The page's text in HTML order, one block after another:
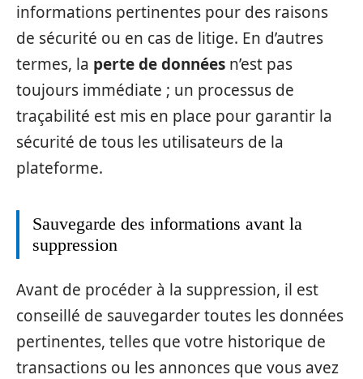
informations pertinentes pour des raisons
de sécurité ou en cas de litige. En d’autres
termes, la perte de données n’est pas
toujours immédiate ; un processus de
traçabilité est mis en place pour garantir la
sécurité de tous les utilisateurs de la
plateforme.
Sauvegarde des informations avant la
suppression
Avant de procéder à la suppression, il est
conseillé de sauvegarder toutes les données
pertinentes, telles que votre historique de
transactions ou les annonces que vous avez